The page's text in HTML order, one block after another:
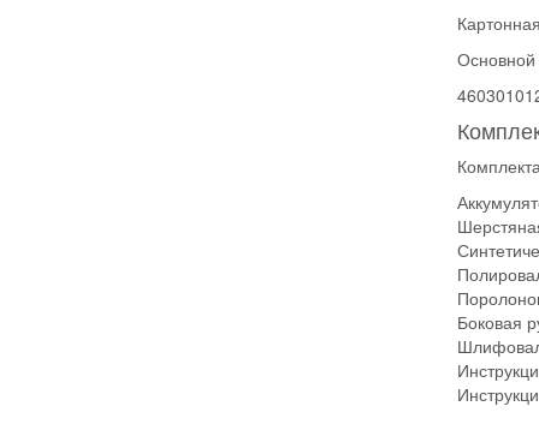
Основной
Боковая